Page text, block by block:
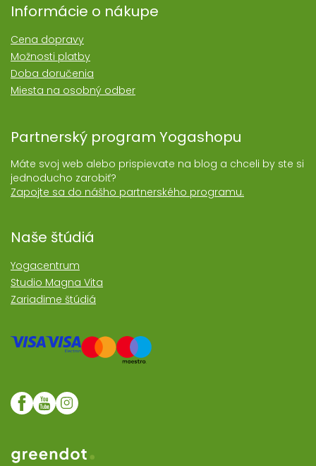
Informácie o nákupe
Cena dopravy
Možnosti platby
Doba doručenia
Miesta na osobný odber
Partnerský program Yogashopu
Máte svoj web alebo prispievate na blog a chceli by ste si
jednoducho zarobiť?
Zapojte sa do nášho partnerského programu.
Naše štúdiá
Yogacentrum
Studio Magna Vita
Zariadime štúdiá
Web realizoval Greendot